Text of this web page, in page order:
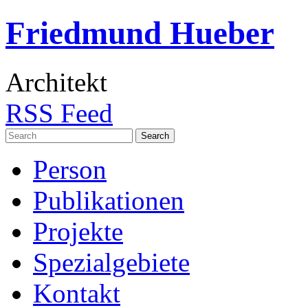
Friedmund Hueber
Architekt
RSS Feed
Search
for:
Person
Publikationen
Projekte
Spezialgebiete
Kontakt